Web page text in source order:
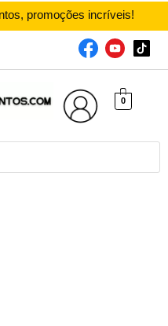
promoções incríveis!
0